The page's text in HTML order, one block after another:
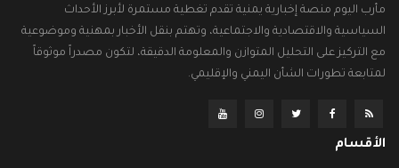
مأرب اليوم منصة إخبارية يمنية تقدم تغطية مستمرة لأبرز الأحداث
السياسية والاقتصادية والاجتماعية، وتهتم بنقل الأخبار بمهنية وموضوعية
مع التركيز على التحليل المتوازن والمعلومة الدقيقة، لتكون مصدراً موثوقاً
لمتابعة تطورات الشأن اليمني والإقليمي.
الأقسام